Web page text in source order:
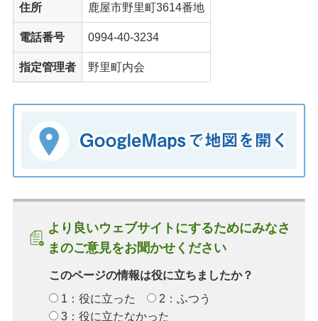
住所 鹿屋市野里町3614番地
電話番号 0994-40-3234
指定管理者 野里町内会
より良いウェブサイトにするためにみなさ
まのご意見をお聞かせください
このページの情報は役に立ちましたか？
1：役に立った
2：ふつう
3：役に立たなかった